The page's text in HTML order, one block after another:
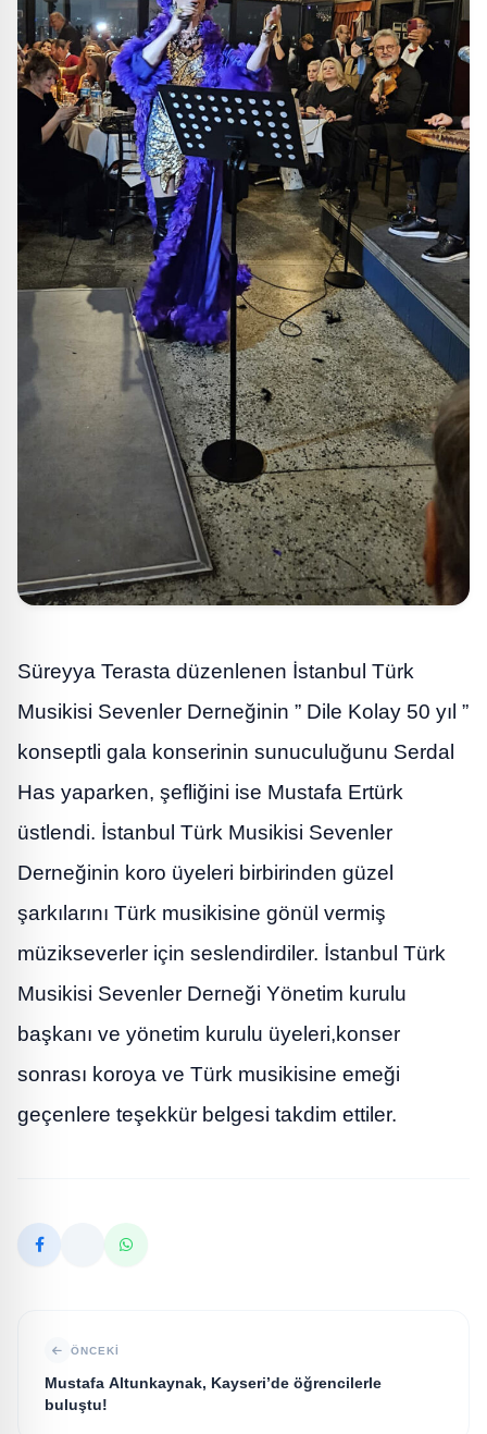
Süreyya Terasta düzenlenen İstanbul Türk
Musikisi Sevenler Derneğinin ” Dile Kolay 50 yıl ”
konseptli gala konserinin sunuculuğunu Serdal
Has yaparken, şefliğini ise Mustafa Ertürk
üstlendi. İstanbul Türk Musikisi Sevenler
Derneğinin koro üyeleri birbirinden güzel
şarkılarını Türk musikisine gönül vermiş
müzikseverler için seslendirdiler. İstanbul Türk
Musikisi Sevenler Derneği Yönetim kurulu
başkanı ve yönetim kurulu üyeleri,konser
sonrası koroya ve Türk musikisine emeği
geçenlere teşekkür belgesi takdim ettiler.
ÖNCEKI
Mustafa Altunkaynak, Kayseri’de öğrencilerle
buluştu!